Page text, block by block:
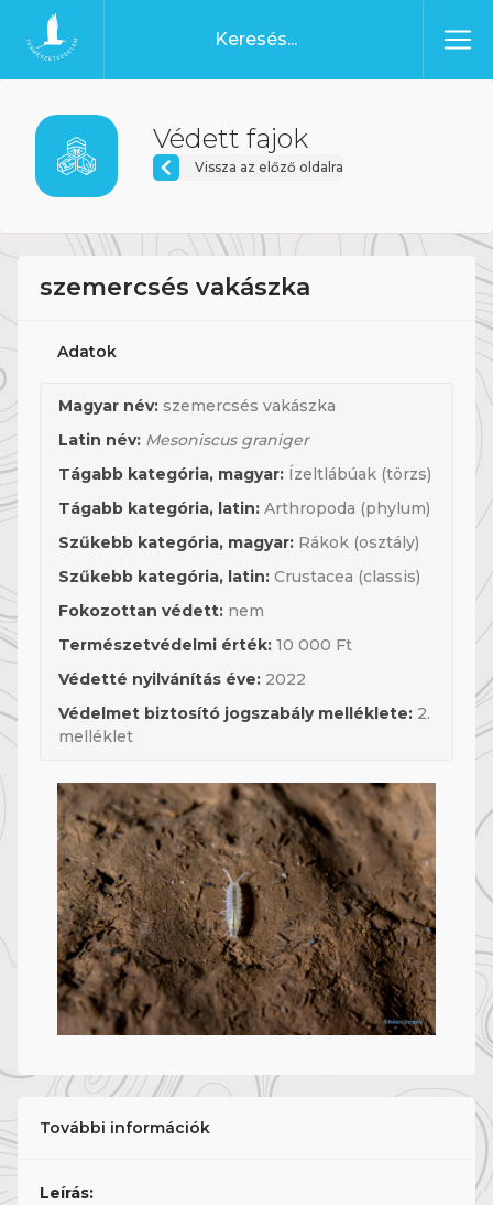
Ugrás a tartalomhoz
Főoldal
Védett fajok
Vissza az előző oldalra
szemercsés vakászka
Adatok
Magyar név: szemercsés vakászka
Latin név: Mesoniscus graniger
Tágabb kategória, magyar: Ízeltlábúak (törzs)
Tágabb kategória, latin: Arthropoda (phylum)
Szűkebb kategória, magyar: Rákok (osztály)
Szűkebb kategória, latin: Crustacea (classis)
Fokozottan védett: nem
Természetvédelmi érték: 10 000 Ft
Védetté nyilvánítás éve: 2022
Védelmet biztosító jogszabály melléklete: 2.
melléklet
További információk
Leírás: